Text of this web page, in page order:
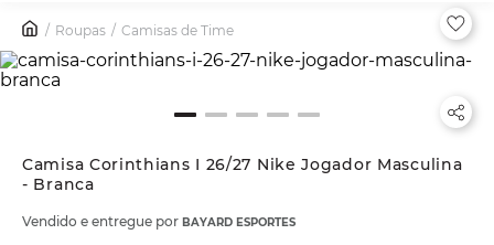
Roupas Camisas de Time
Camisa Corinthians I 26/27 Nike Jogador Masculina
- Branca
Vendido e entregue por BAYARD ESPORTES